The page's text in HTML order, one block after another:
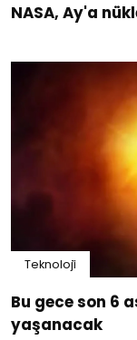
NASA, Ay'a
Teknoloji̇
Bu gece son 6
yaşanacak